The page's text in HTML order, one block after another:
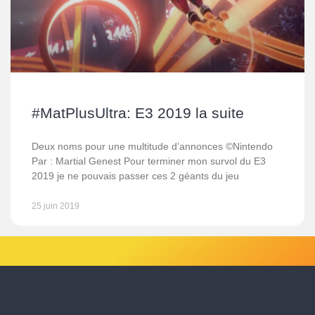
#MatPlusUltra: E3 2019 la suite
Deux noms pour une multitude d’annonces ©Nintendo
Par : Martial Genest Pour terminer mon survol du E3
2019 je ne pouvais passer ces 2 géants du jeu
25 juin 2019